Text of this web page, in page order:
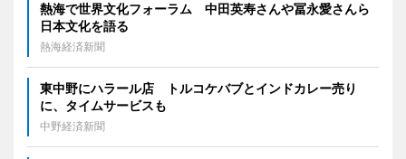
熱海で世界文化フォーラム 中田英寿さんや冨永愛さんら
日本文化を語る
熱海経済新聞
東中野にハラール店 トルコケバブとインドカレー売り
に、タイムサービスも
中野経済新聞